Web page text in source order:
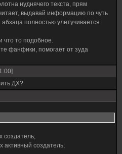
нуднячего текста, прям
выдавай информацию по чуть
полностью улетучивается
что то подобное.
фанфики, помогает от зуда
ДХ?
создатель;
активный создатель;